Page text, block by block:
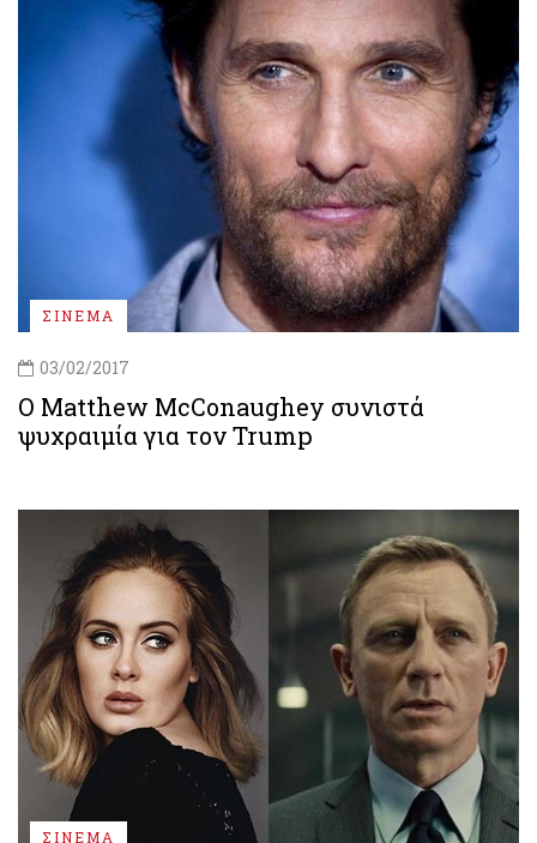
ΣΙΝΕΜΑ
03/02/2017
Ο Matthew McConaughey συνιστά
ψυχραιμία για τον Trump
ΣΙΝΕΜΑ